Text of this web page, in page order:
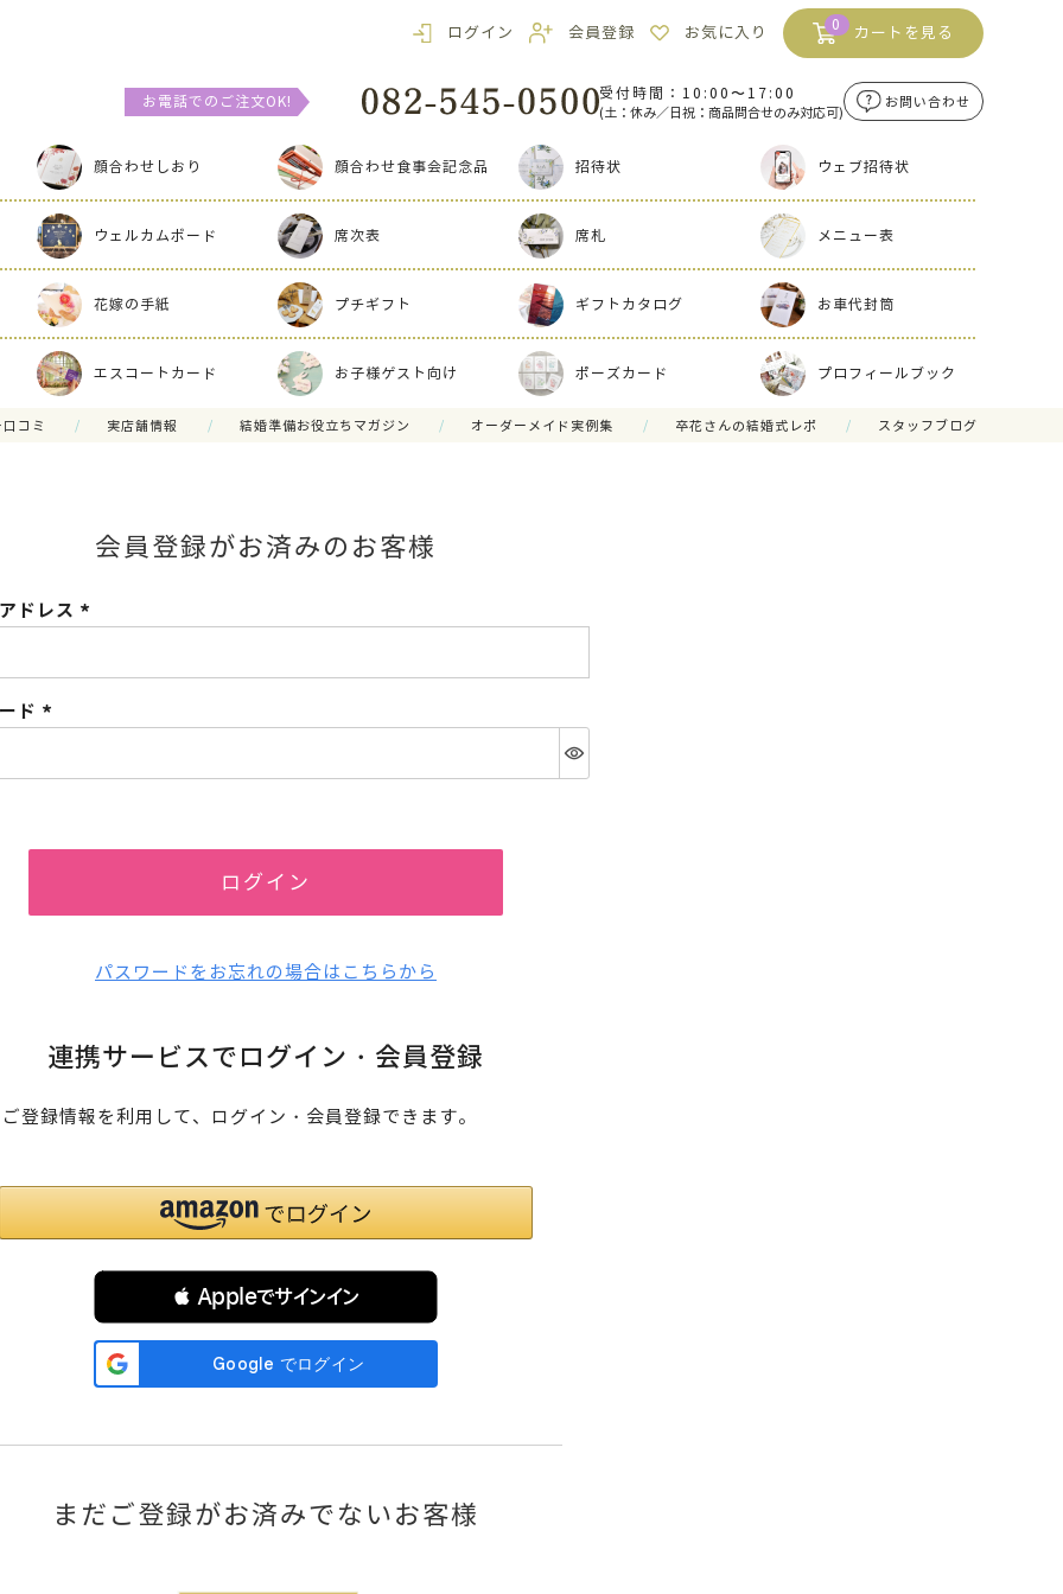
ログイン 会員登録 お気に入り 0 カートを見る
お電話でのご注文OK! 受付時間：10:00〜17:00
(土：休み／日祝：商品問合せのみ対応可)
お問い合わせ
顔合わせしおり 顔合わせ食事会記念品 招待状 ウェブ招待状
ウェルカムボード 席次表 席札 メニュー表
花嫁の手紙 プチギフト ギフトカタログ お車代封筒
エスコートカード お子様ゲスト向け ポーズカード プロフィールブック
コミ 実店舗情報 結婚準備お役立ちマガジン オーダーメイド実例集 卒花さんの結婚式レポ スタッフブログ
会員登録がお済みのお客様
ドレス
須)
ド
須)
ログイン
パスワードをお忘れの場合はこちらから
連携サービスでログイン・会員登録
登録情報を利用して、ログイン・会員登録できます。
 Appleでサインイン
まだご登録がお済みでないお客様